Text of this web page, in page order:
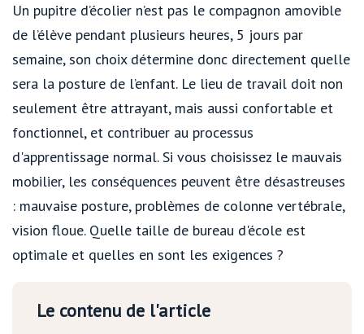
Un pupitre d’écolier n’est pas le compagnon amovible
de l’élève pendant plusieurs heures, 5 jours par
semaine, son choix détermine donc directement quelle
sera la posture de l’enfant. Le lieu de travail doit non
seulement être attrayant, mais aussi confortable et
fonctionnel, et contribuer au processus
d'apprentissage normal. Si vous choisissez le mauvais
mobilier, les conséquences peuvent être désastreuses
: mauvaise posture, problèmes de colonne vertébrale,
vision floue. Quelle taille de bureau d'école est
optimale et quelles en sont les exigences ?
Le contenu de l'article